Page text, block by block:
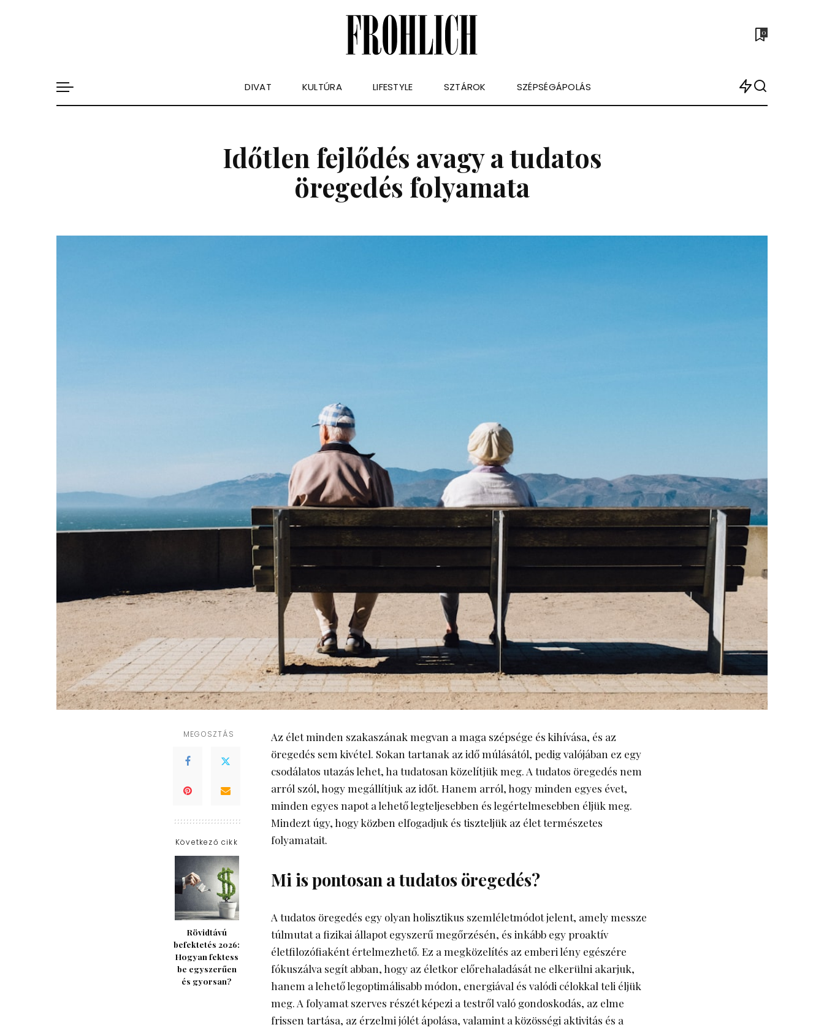
0
DIVAT KULTÚRA LIFESTYLE SZTÁROK SZÉPSÉGÁPOLÁS
Időtlen fejlődés avagy a tudatos
öregedés folyamata
MEGOSZTÁS
Következő cikk
Rövidtávú
befektetés 2026:
Hogyan fektess
be egyszerűen
és gyorsan?
Az élet minden szakaszának megvan a maga szépsége és kihívása, és az
öregedés sem kivétel. Sokan tartanak az idő múlásától, pedig valójában ez egy
csodálatos utazás lehet, ha tudatosan közelítjük meg. A tudatos öregedés nem
arról szól, hogy megállítjuk az időt. Hanem arról, hogy minden egyes évet,
minden egyes napot a lehető legteljesebben és legértelmesebben éljük meg.
Mindezt úgy, hogy közben elfogadjuk és tiszteljük az élet természetes
folyamatait.
Mi is pontosan a tudatos öregedés?
A tudatos öregedés egy olyan holisztikus szemléletmódotjelent, amely messze
túlmutat a fizikai állapot egyszerű megőrzésén, és inkább egy proaktív
életfilozófiaként értelmezhető. Ez a megközelítés az emberi lény egészére
fókuszálva segít abban, hogy az életkor előrehaladását ne elkerülni akarjuk,
hanem a lehető legoptimálisabb módon, energiával és valódi célokkal teli éljük
meg. A folyamat szerves részét képezi a testről való gondoskodás, az elme
frissen tartása, az érzelmi jólét ápolása, valamint a közösségi aktivitás és a